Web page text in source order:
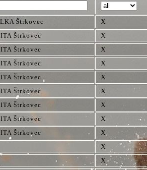
Štrkovec X
Štrkovec X
Štrkovec X
Štrkovec X
Štrkovec X
Štrkovec X
Štrkovec X
Štrkovec X
Štrkovec X
X
X